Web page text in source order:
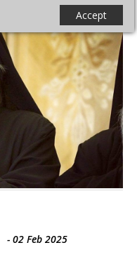
Accept
- 02 Feb 2025